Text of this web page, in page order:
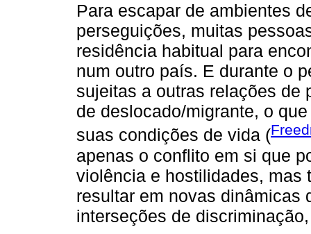
Para escapar de ambientes
perseguições, muitas
residência habitual para
num outro país. E durante o
sujeitas a outras relações de
de deslocado/migrante, o
suas condições de vida (
apenas o conflito em si que
violência e hostilidades, mas
resultar em novas dinâmicas
interseções de